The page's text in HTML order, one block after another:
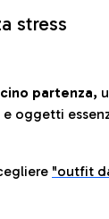
stress
partenza,
oggetti
"outfit